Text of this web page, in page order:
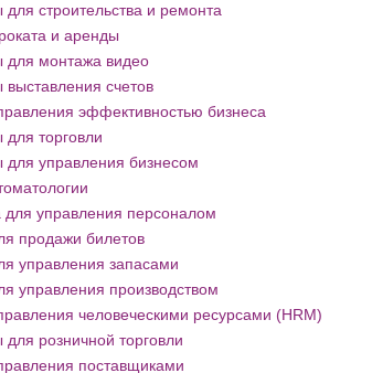
строительства и ремонта
и аренды
для монтажа видео
счетов
эффективностью бизнеса
торговли
управления бизнесом
управления персоналом
продажи билетов
управления запасами
управления производством
человеческими ресурсами (HRM)
розничной торговли
поставщиками